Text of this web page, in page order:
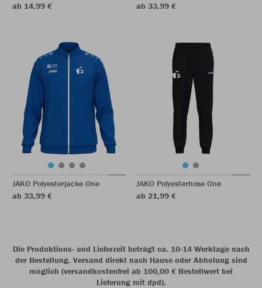
ab 14,99 €
ab 33,99 €
JAKO Polyesterjacke One
ab 33,99 €
JAKO Polyesterhose One
ab 21,99 €
Die Produktions- und Lieferzeit beträgt ca. 10-14 Werktage nach
der Bestellung. Versand direkt nach Hause oder Abholung sind
möglich (versandkostenfrei ab 100,00 € Bestellwert bei
Lieferung mit dpd).